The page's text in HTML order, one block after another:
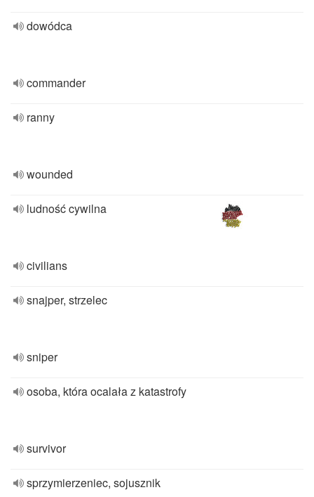
dowódca
commander
ranny
wounded
ludność cywilna
civilians
snajper, strzelec
sniper
osoba, która ocalała z katastrofy
survivor
sprzymierzeniec, sojusznik